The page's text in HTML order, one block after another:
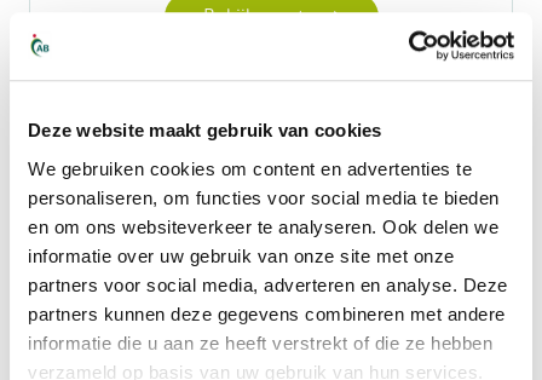
Deze website maakt gebruik van cookies
We gebruiken cookies om content en advertenties te
personaliseren, om functies voor social media te bieden
en om ons websiteverkeer te analyseren. Ook delen we
informatie over uw gebruik van onze site met onze
partners voor social media, adverteren en analyse. Deze
partners kunnen deze gegevens combineren met andere
informatie die u aan ze heeft verstrekt of die ze hebben
verzameld op basis van uw gebruik van hun services.
Bekijk vacature
Techniek
Installatiemonteur
drukloze tankopslag
40 uur
Sliedrecht
Full time